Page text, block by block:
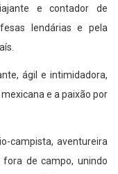
e contador de
lendárias e pela
ágil e intimidadora,
e a paixão por
campista, aventureira
de campo, unindo